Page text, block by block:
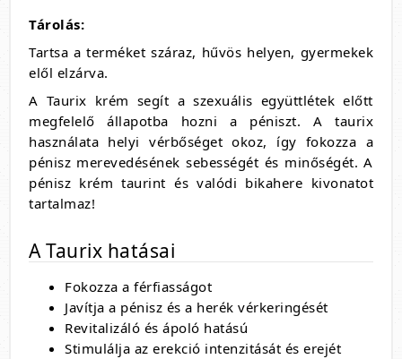
Tárolás:
Tartsa a terméket száraz, hűvös helyen, gyermekek
elől elzárva.
A Taurix krém segít a szexuális együttlétek előtt
megfelelő állapotba hozni a péniszt. A taurix
használata helyi vérbőséget okoz, így fokozza a
pénisz merevedésének sebességét és minőségét. A
pénisz krém taurint és valódi bikahere kivonatot
tartalmaz!
A Taurix hatásai
Fokozza a férfiasságot
Javítja a pénisz és a herék vérkeringését
Revitalizáló és ápoló hatású
Stimulálja az erekció intenzitását és erejét